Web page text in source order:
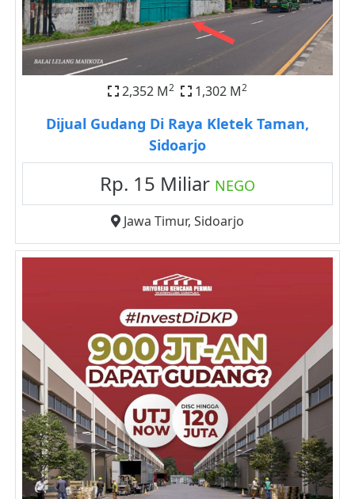
2,352 M2 1,302 M2
Dijual Gudang Di Raya Kletek Taman,
Sidoarjo
Rp. 15 Miliar NEGO
Jawa Timur, Sidoarjo